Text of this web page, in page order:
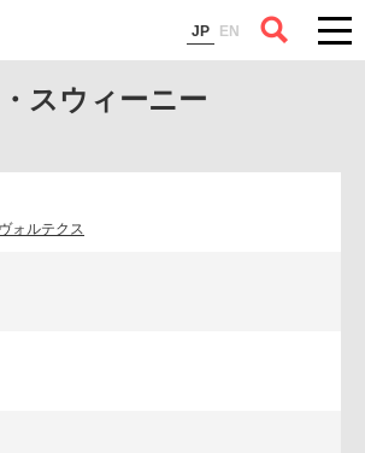
JP EN
スウィーニー
ォルテクス